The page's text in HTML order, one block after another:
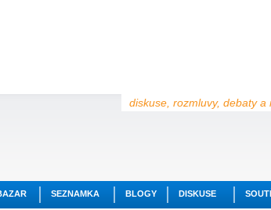
diskuse, rozmluvy, debaty a
SEZNAMKA BLOGY DISKUSE